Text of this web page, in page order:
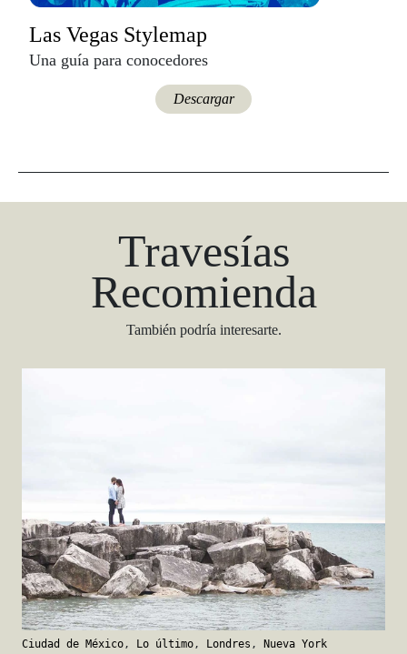
Las Vegas Stylemap
Una guía para conocedores
Descargar
Travesías
Recomienda
También podría interesarte.
Ciudad de México, Lo último, Londres , Nueva York